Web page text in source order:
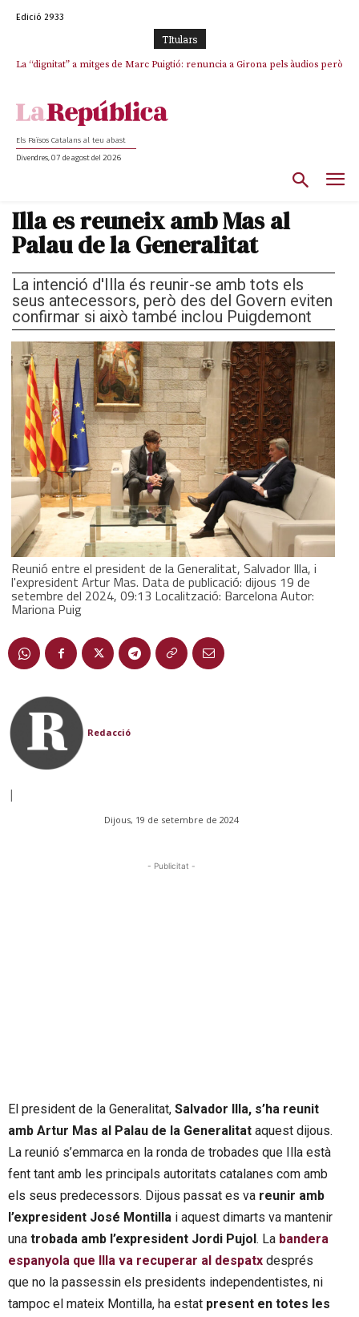
Edició 2933
TItulars
La “dignitat” a mitges de Marc Puigtió: renuncia a Girona pels àudios però
Els Països Catalans al teu abast
Divendres, 07 de agost del 2026
Illa es reuneix amb Mas al
Palau de la Generalitat
La intenció d'Illa és reunir-se amb tots els
seus antecessors, però des del Govern eviten
confirmar si això també inclou Puigdemont
Reunió entre el president de la Generalitat, Salvador Illa, i
l'expresident Artur Mas. Data de publicació: dijous 19 de
setembre del 2024, 09:13 Localització: Barcelona Autor:
Mariona Puig
Redacció
|
Dijous, 19 de setembre de 2024
- Publicitat -
El president de la Generalitat, Salvador Illa, s’ha reunit
amb Artur Mas al Palau de la Generalitat aquest dijous.
La reunió s’emmarca en la ronda de trobades que Illa està
fent tant amb les principals autoritats catalanes com amb
els seus predecessors. Dijous passat es va reunir amb
l’expresident José Montilla i aquest dimarts va mantenir
una trobada amb l’expresident Jordi Pujol. La bandera
espanyola que Illa va recuperar al despatx després
que no la passessin els presidents independentistes, ni
tampoc el mateix Montilla, ha estat present en totes les